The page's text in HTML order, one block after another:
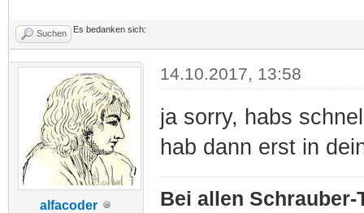
Suchen Es bedanken sich:
alfacoder
14.10.2017, 13:58
ja sorry, habs
hab dann erst in
Bei allen